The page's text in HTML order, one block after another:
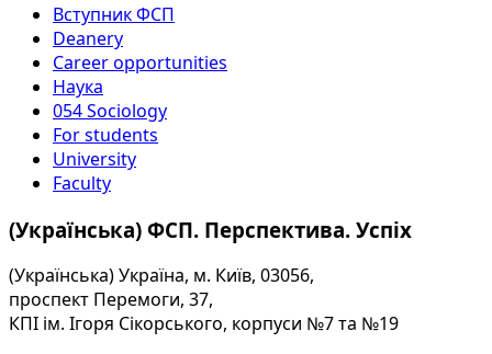
Вступник ФСП
Deanery
Career opportunities
Наука
054 Sociology
For students
University
Faculty
(Українська) ФСП. Перспектива. Успіх
(Українська) Україна, м. Київ, 03056,
проспект Перемоги, 37,
КПІ ім. Ігоря Сікорського, корпуси №7 та №19